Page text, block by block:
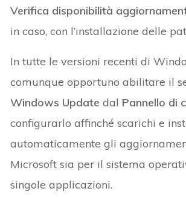
Verifica disponibilità
in caso, con l’installazione delle
In tutte le versioni recenti di
comunque opportuno abilitare il
Windows Update dal Pannello di
configurarlo affinché scarichi e
automaticamente gli
Microsoft sia per il sistema
singole applicazioni.